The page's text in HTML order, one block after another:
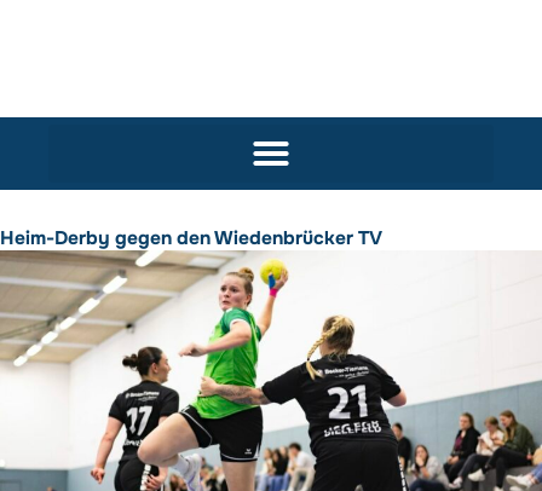
Heim-Derby gegen den Wiedenbrücker TV